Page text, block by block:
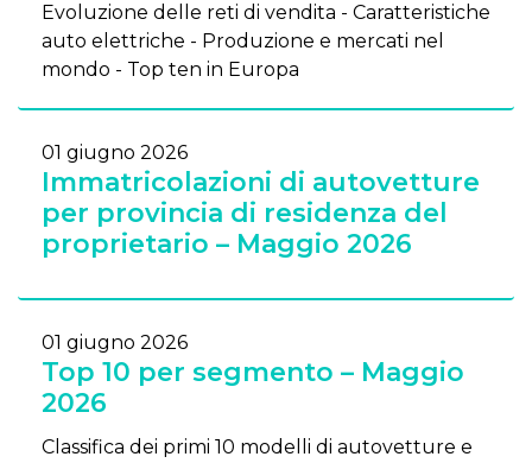
Evoluzione delle reti di vendita - Caratteristiche
auto elettriche - Produzione e mercati nel
mondo - Top ten in Europa
01 giugno 2026
Immatricolazioni di autovetture
per provincia di residenza del
proprietario – Maggio 2026
01 giugno 2026
Top 10 per segmento – Maggio
2026
Classifica dei primi 10 modelli di autovetture e